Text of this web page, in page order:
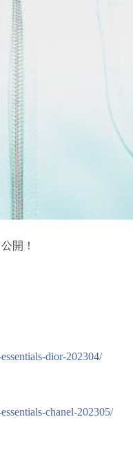
開！
dior-202304/
chanel-202305/